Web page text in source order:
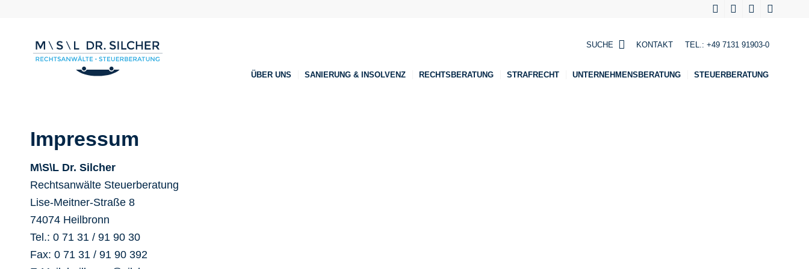
SUCHE KONTAKT TEL.: +49 7131 91903-0
ÜBER UNS SANIERUNG & INSOLVENZ RECHTSBERATUNG STRAFRECHT UNTERNEHMENSBERATUNG STEUERBERATUNG
Impressum
M\S\L Dr. Silcher
Rechtsanwälte Steuerberatung
Lise-Meitner-Straße 8
74074 Heilbronn
Tel.: 0 71 31 / 91 90 30
Fax: 0 71 31 / 91 90 392